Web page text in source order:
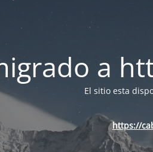
a
El sitio esta
https://